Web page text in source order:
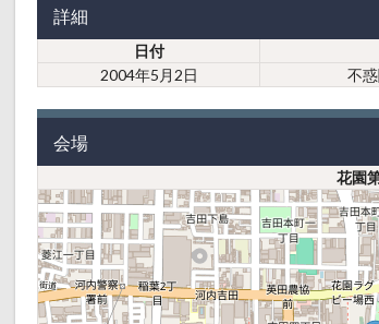
詳細
日付
2004年5月2日
不
会場
花園